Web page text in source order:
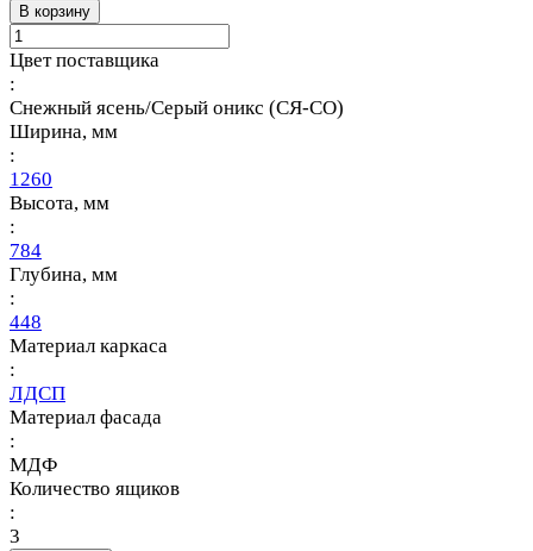
В корзину
Цвет поставщика
:
Снежный ясень/Серый оникс (СЯ-СО)
Ширина, мм
:
1260
Высота, мм
:
784
Глубина, мм
:
448
Материал каркаса
:
ЛДСП
Материал фасада
:
МДФ
Количество ящиков
:
3